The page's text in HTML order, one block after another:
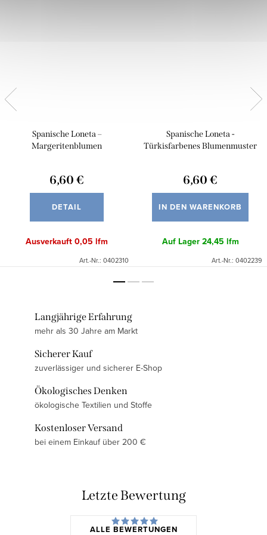
Spanische Loneta –
Margeritenblumen
6,60 €
DETAIL
Ausverkauft0,05 lfm
Art.-Nr.: 0402310
Spanische Loneta -
Türkisfarbenes Blumenmuster
6,60 €
IN DEN WARENKORB
Auf Lager24,45 lfm
Art.-Nr.: 0402239
Langjährige Erfahrung
mehr als 30 Jahre am Markt
Sicherer Kauf
zuverlässiger und sicherer E-Shop
Ökologisches Denken
ökologische Textilien und Stoffe
Kostenloser Versand
bei einem Einkauf über 200 €
Letzte Bewertung
ALLE BEWERTUNGEN